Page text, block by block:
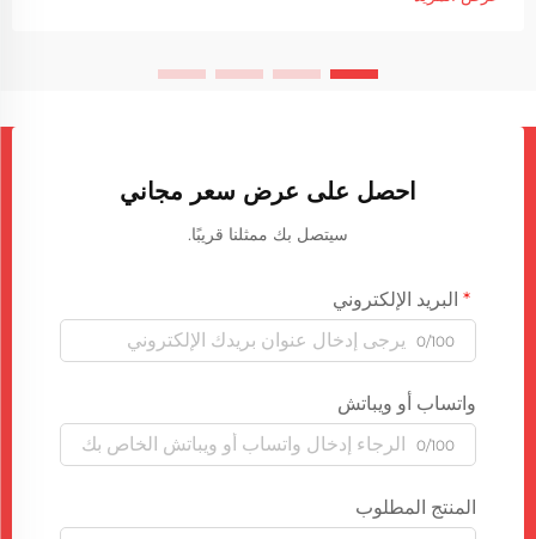
احصل على عرض سعر مجاني
سيتصل بك ممثلنا قريبًا.
البريد الإلكتروني
0/100
واتساب أو ويباتش
0/100
المنتج المطلوب